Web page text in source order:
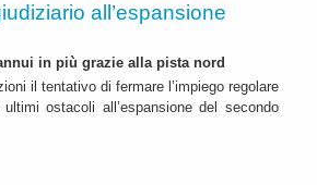
all’espansione
in più grazie alla pista nord
il tentativo di fermare l’impiego regolare
ostacoli all’espansione del secondo